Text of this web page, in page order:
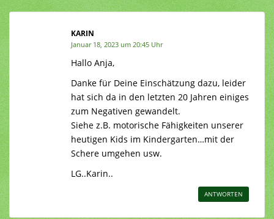
KARIN
Januar 18, 2023 um 20:45 Uhr
Hallo Anja,
Danke für Deine Einschätzung dazu, leider
hat sich da in den letzten 20 Jahren einiges
zum Negativen gewandelt.
Siehe z.B. motorische Fähigkeiten unserer
heutigen Kids im Kindergarten…mit der
Schere umgehen usw.
LG..Karin..
ANTWORTEN